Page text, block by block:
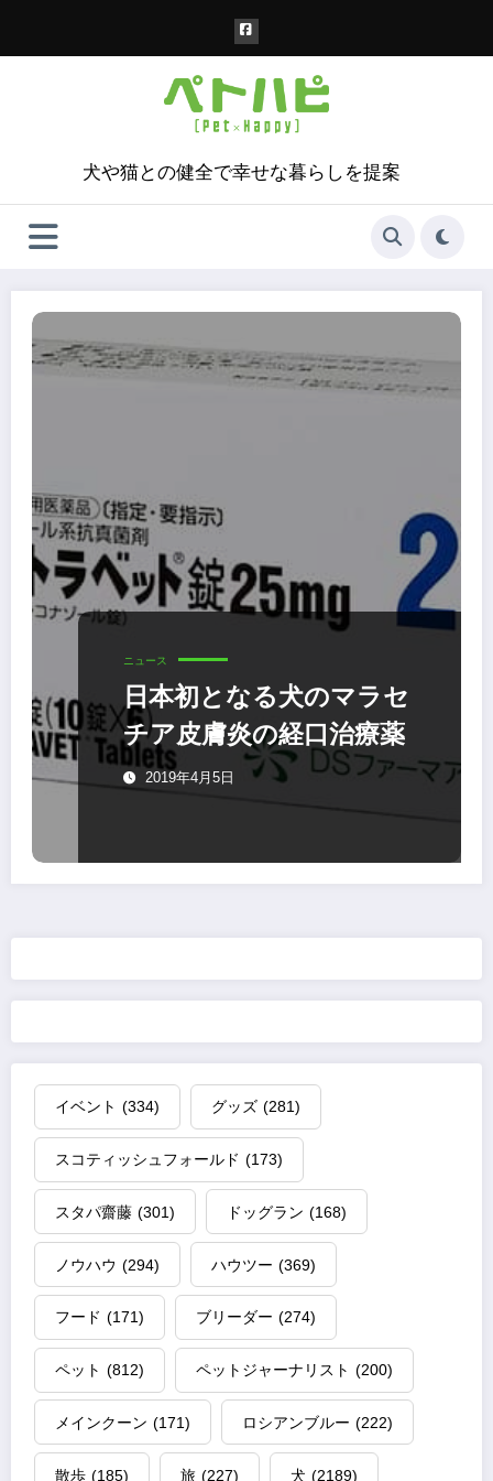
犬や猫との健全で幸せな暮らしを提案
ニュース
日本初となる犬のマラセ
チア皮膚炎の経口治療薬
2019年4月5日
イベント (334) グッズ (281)
スコティッシュフォールド (173)
スタパ齋藤 (301) ドッグラン (168)
ノウハウ (294) ハウツー (369)
フード (171) ブリーダー (274)
ペット (812) ペットジャーナリスト (200)
メインクーン (171) ロシアンブルー (222)
散歩 (185) 旅 (227) 犬 (2189)